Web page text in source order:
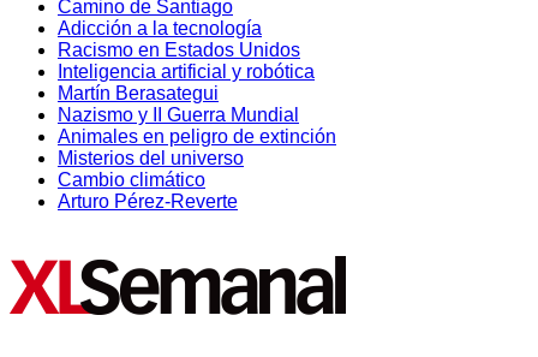
Camino de Santiago
Adicción a la tecnología
Racismo en Estados Unidos
Inteligencia artificial y robótica
Martín Berasategui
Nazismo y II Guerra Mundial
Animales en peligro de extinción
Misterios del universo
Cambio climático
Arturo Pérez-Reverte